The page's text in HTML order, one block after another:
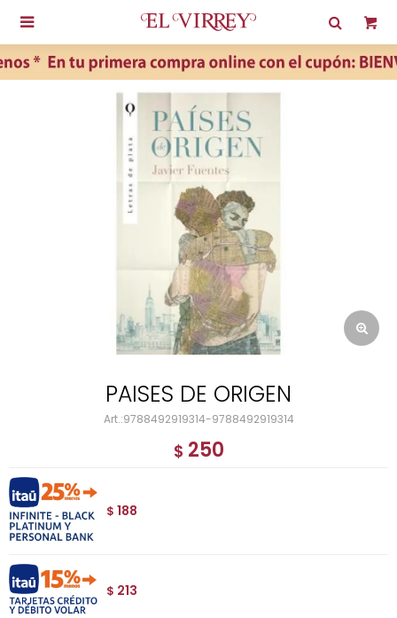

PAISES DE ORIGEN
9788492919314-9788492919314
$ 250
$ 188
$ 213